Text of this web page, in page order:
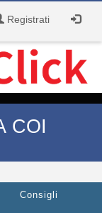
Registrati
COI
Consigli